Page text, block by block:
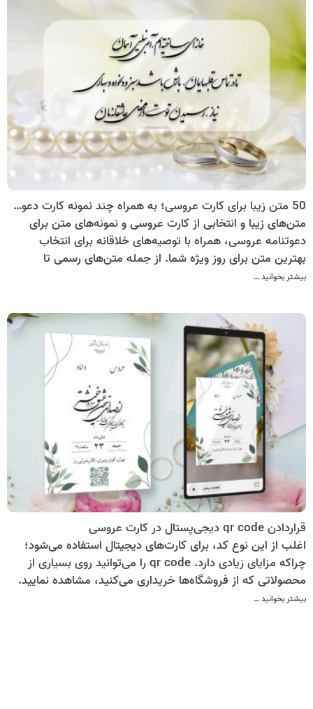
کرد. گزینه­هایی همچون استفاده از کارت پستال دیجیتال برای
دعوت عروسی می­تواند انتخابی مناسب باشد.
50 متن زیبا برای کارت عروسی؛ به همراه چند نمونه کارت دعوت عروسی
متن‌های زیبا و انتخابی از کارت عروسی و نمونه‌های متن برای
دعوتنامه عروسی، همراه با توصیه‌های خلاقانه برای انتخاب
بهترین متن برای روز ویژه شما. از جمله متن‌های رسمی تا
غیررسمی و احساسی، اینجا همه را پیدا کنید.
بیشتر بخوانید …
قراردادن qr code دیجی‌پستال در کارت عروسی
اغلب از این نوع کد، برای کارت‌های دیجیتال استفاده می‌شود؛
چراکه مزایای زیادی دارد. qr code را می‌توانید روی بسیاری از
محصولاتی که از فروشگاه‌ها خریداری می‌کنید، مشاهده نمایید.
اما کیوآرد کد دیجیتال را نمی‌توان چندان با آن قابل قیاس قرار
بیشتر بخوانید …